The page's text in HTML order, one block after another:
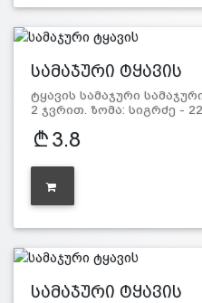
სამაჯური ტყავის
ტყავის სამაჯური
2 ჯვრით. ზომა: სიგრძე -
3.8
სამაჯური ტყავის